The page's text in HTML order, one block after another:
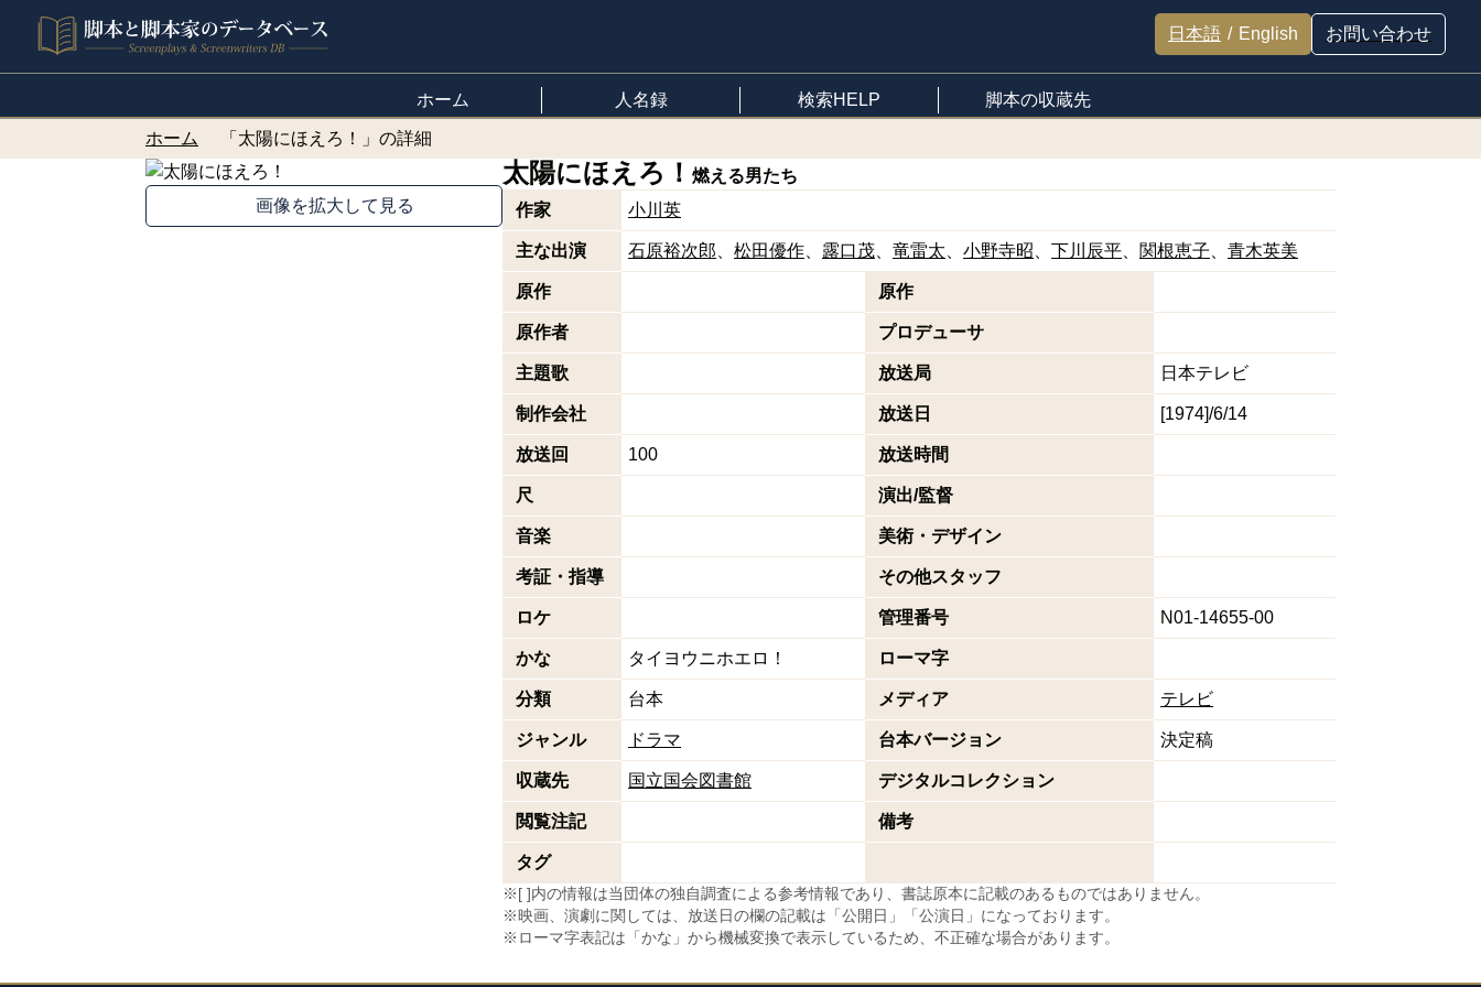
日本語 / English お問い合わせ
ホーム 人名録 検索HELP 脚本の収蔵先
ホーム 「太陽にほえろ！」の詳細
画像を拡大して見る
太陽にほえろ！ 燃える男たち
作家
小川英
主な出演 石原裕次郎 松田優作 露口茂 竜雷太 小野寺昭 下川辰平 関根恵子 青木英美
原作 原作
原作者 プロデューサ
主題歌 放送局 日本テレビ
制作会社 放送日 [1974]/6/14
放送回 100 放送時間
尺 演出/監督
音楽 美術・デザイン
考証・指導 その他スタッフ
ロケ 管理番号 N01-14655-00
かな タイヨウニホエロ！ ローマ字
分類 台本 メディア テレビ
ジャンル ドラマ 台本バージョン 決定稿
収蔵先 国立国会図書館 デジタルコレクション
閲覧注記 備考
タグ
※[ ]内の情報は当団体の独自調査による参考情報であり、書誌原本に記載のあるものではありません。
※映画、演劇に関しては、放送日の欄の記載は「公開日」「公演日」になっております。
※ローマ字表記は「かな」から機械変換で表示しているため、不正確な場合があります。